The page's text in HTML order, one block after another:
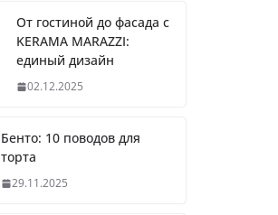
От гостиной до фасада с
KERAMA MARAZZI:
единый дизайн
02.12.2025
Бенто: 10 поводов для
торта
29.11.2025